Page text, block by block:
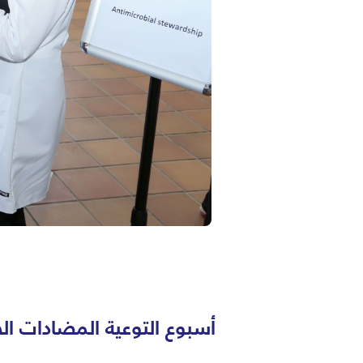
أسبوع التوعية المضادات